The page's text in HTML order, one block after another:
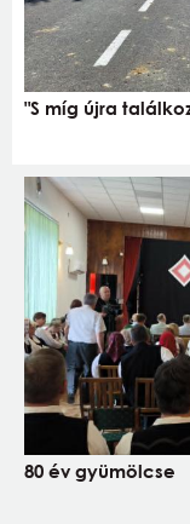
"S míg újra
80 év gyümölcse